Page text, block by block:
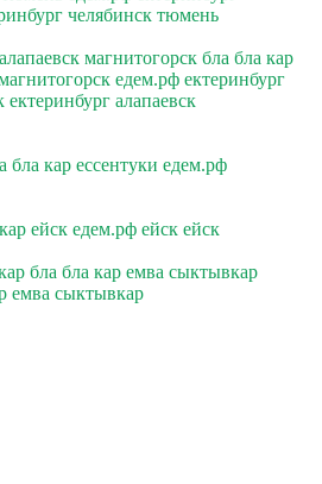
челябинск тюмень
магнитогорск бла бла кар
едем.рф ектеринбург
ектеринбург алапаевск
бла кар ессентуки едем.рф
ейск едем.рф ейск ейск
бла бла кар емва сыктывкар
емва сыктывкар